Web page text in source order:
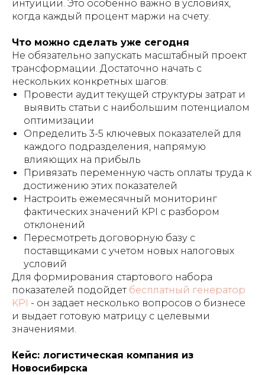
интуиции. Это особенно важно в условиях,
когда каждый процент маржи на счету.
Что можно сделать уже сегодня
Не обязательно запускать масштабный проект
трансформации. Достаточно начать с
нескольких конкретных шагов:
Провести аудит текущей структуры затрат и
выявить статьи с наибольшим потенциалом
оптимизации
Определить 3-5 ключевых показателей для
каждого подразделения, напрямую
влияющих на прибыль
Привязать переменную часть оплаты труда к
достижению этих показателей
Настроить ежемесячный мониторинг
фактических значений KPI с разбором
отклонений
Пересмотреть договорную базу с
поставщиками с учетом новых налоговых
условий
Для формирования стартового набора
показателей подойдет бесплатный генератор
KPI - он задает несколько вопросов о бизнесе
и выдает готовую матрицу с целевыми
значениями.
Кейс: логистическая компания из
Новосибирска